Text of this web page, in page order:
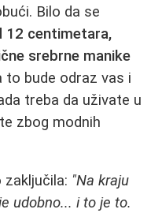
Bilo da se
12 centimetara,
srebrne manike
to bude odraz vas i
treba da uživate u
zbog modnih
"Na kraju
udobno... i to je to.